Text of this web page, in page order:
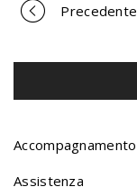
P
o
r
Precedente
Accompagnamento
Assistenza